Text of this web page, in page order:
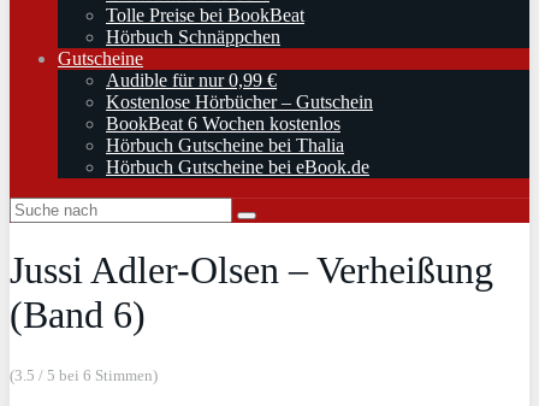
Tolle Preise bei BookBeat
Hörbuch Schnäppchen
Gutscheine
Audible für nur 0,99 €
Kostenlose Hörbücher – Gutschein
BookBeat 6 Wochen kostenlos
Hörbuch Gutscheine bei Thalia
Hörbuch Gutscheine bei eBook.de
Jussi Adler-Olsen – Verheißung
(Band 6)
(3.5 / 5 bei 6 Stimmen)